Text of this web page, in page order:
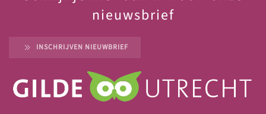
nieuwsbrief
INSCHRIJVEN NIEUWBRIEF